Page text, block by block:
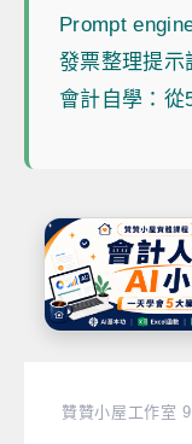
Prompt
發票整理提示
會計自學：從
贊贊小屋工作室